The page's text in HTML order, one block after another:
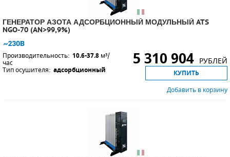
ГЕНЕРАТОР АЗОТА АДСОРБЦИОННЫЙ МОДУЛЬНЫЙ ATS
NGO-70 (AN>99,9%)
Производительность: 10.6-37.8 м³/
час
Тип осушителя: адсорбционный
5 310 904 РУБЛЕЙ
КУПИТЬ
Добавить в корзину